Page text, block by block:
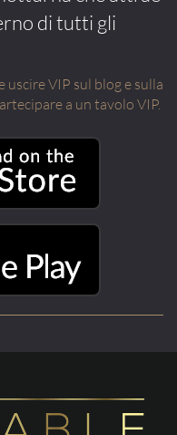
di tutti gli
VIP sul blog e sulla
a un tavolo VIP.